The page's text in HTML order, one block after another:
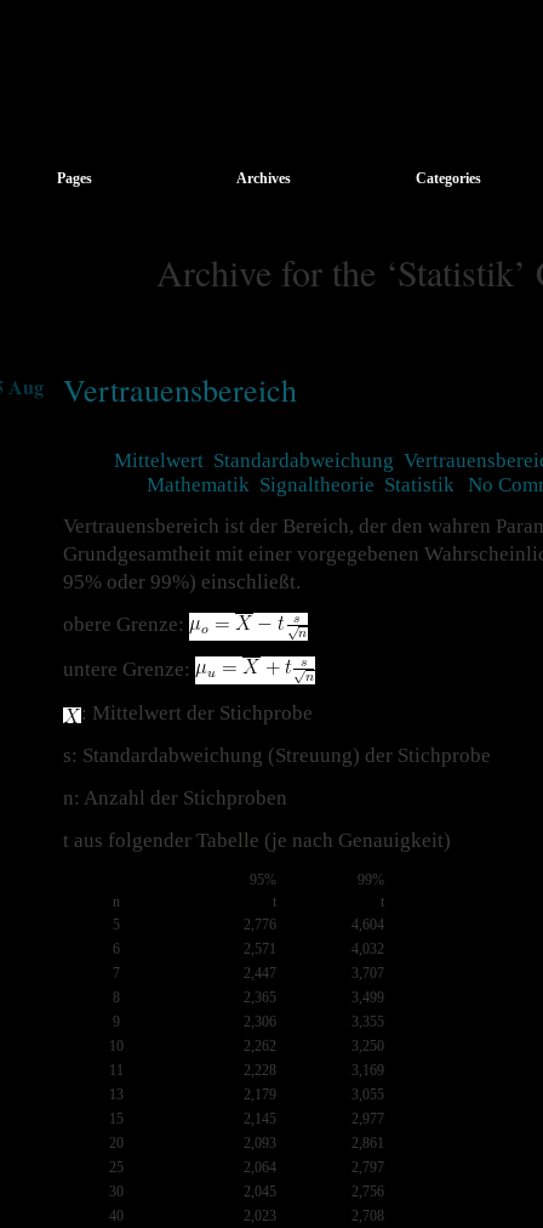
Pages Archives Categories
Archive for the ‘Statistik’
Vertrauensbereich
Aug
Mittelwert Standardabweichung
Mathematik Signaltheorie Statistik No
Vertrauensbereich ist der Bereich, der den wahren
Grundgesamtheit mit einer vorgegebenen
95% oder 99%) einschließt.
obere Grenze:
untere Grenze:
: Mittelwert der Stichprobe
s: Standardabweichung (Streuung) der Stichprobe
n: Anzahl der Stichproben
t aus folgender Tabelle (je nach Genauigkeit)
n
95%
99%
t
t
5
2,776
4,604
6
2,571
4,032
7
2,447
3,707
8
2,365
3,499
9
2,306
3,355
10
2,262
3,250
11
2,228
3,169
13
2,179
3,055
15
2,145
2,977
20
2,093
2,861
25
2,064
2,797
30
2,045
2,756
40
2,023
2,708